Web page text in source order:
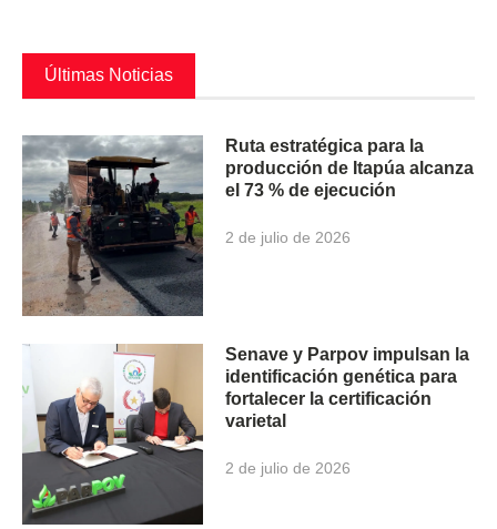
Últimas Noticias
Ruta estratégica para la
producción de Itapúa alcanza
el 73 % de ejecución
2 de julio de 2026
Senave y Parpov impulsan la
identificación genética para
fortalecer la certificación
varietal
2 de julio de 2026